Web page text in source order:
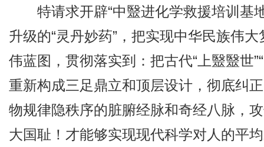
特请求开辟“中毉进化学救援培训基
升级的“灵丹妙药”，把实现中华民族伟
伟蓝图，贯彻落实到：把古代“上毉毉世
重新构成三足鼎立和顶层设计，彻底纠
物规律隐秩序的脏腑经脉和奇经八脉，
大国耻！才能够实现现代科学对人的平